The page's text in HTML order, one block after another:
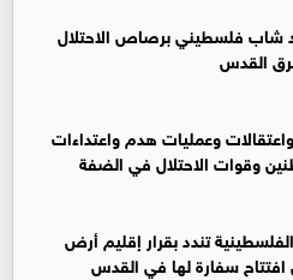
شاب فلسطيني برصاص الاحتلال
القدس
وعمليات هدم واعتداءات
وقوات الاحتلال في الضفة
تندد بقرار إقليم أرض
افتتاح سفارة لها في القدس